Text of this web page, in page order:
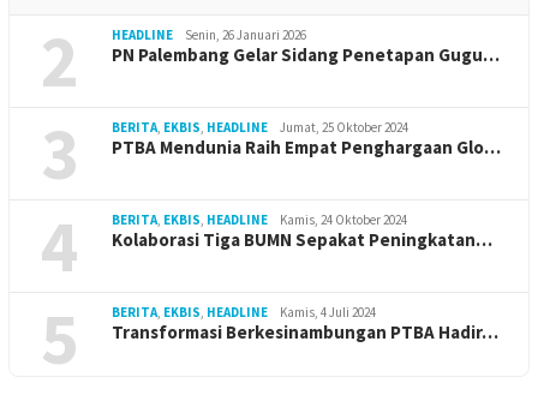
2 HEADLINE Senin, 26 Januari 2026
PN Palembang Gelar Sidang Penetapan Gugu…
3 BERITA, EKBIS, HEADLINE Jumat, 25 Oktober 2024
PTBA Mendunia Raih Empat Penghargaan Glo…
4 BERITA, EKBIS, HEADLINE Kamis, 24 Oktober 2024
Kolaborasi Tiga BUMN Sepakat Peningkatan…
5 BERITA, EKBIS, HEADLINE Kamis, 4 Juli 2024
Transformasi Berkesinambungan PTBA Hadir…